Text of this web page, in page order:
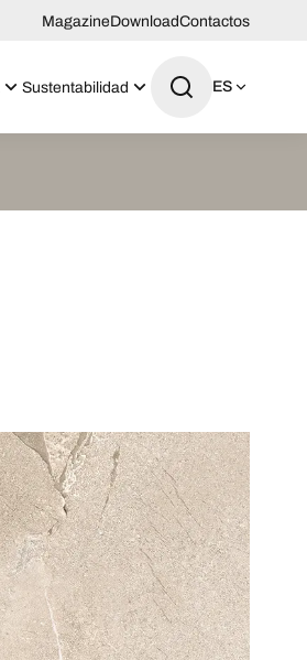
MagazineDownloadContactos
Sustentabilidad ES